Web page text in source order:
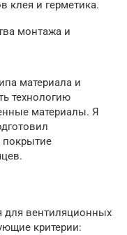
клея и герметика.
монтажа и
материала и
технологию
материалы. Я
для вентиляционных
критерии: